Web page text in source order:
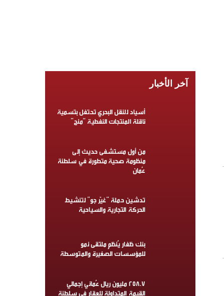
آخر الأخبار
أسياد للنقل البحري تحتفل بتسمية
ناقلة المنتجات النفطية “منح”
من أول مستشفى حديث إلى
منظومة صحية متطورة في سلطنة
عُمان
تدشين حملة “غيّر جو” لتنشيط
الحركة التجارية والسياحية
بنك ظفار يُنظم ملتقى نمو
للمؤسسات الصغيرة والمتوسطة
258.7 مليون ريال عُماني إجمالي
القيمة المتداولة للعقار في سلطنة